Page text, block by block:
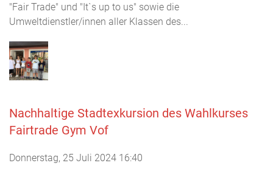
"Fair Trade" und "It`s up to us" sowie die
Umweltdienstler/innen aller Klassen des...
Nachhaltige Stadtexkursion des Wahlkurses
Fairtrade Gym Vof
Donnerstag, 25 Juli 2024 16:40